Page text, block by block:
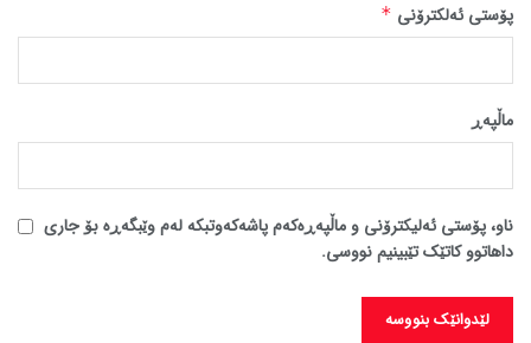
پۆستی ئەلکترۆنی *
ماڵپه‌ڕ
ناو، پۆستی ئەلیکترۆنی و ماڵپەڕەکەم پاشەکەوتبکە لەم وێبگەڕە بۆ جاری
داهاتوو کاتێک تێبینیم نووسی.